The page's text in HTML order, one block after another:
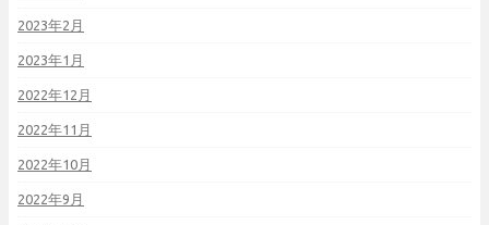
2023年2月
2023年1月
2022年12月
2022年11月
2022年10月
2022年9月